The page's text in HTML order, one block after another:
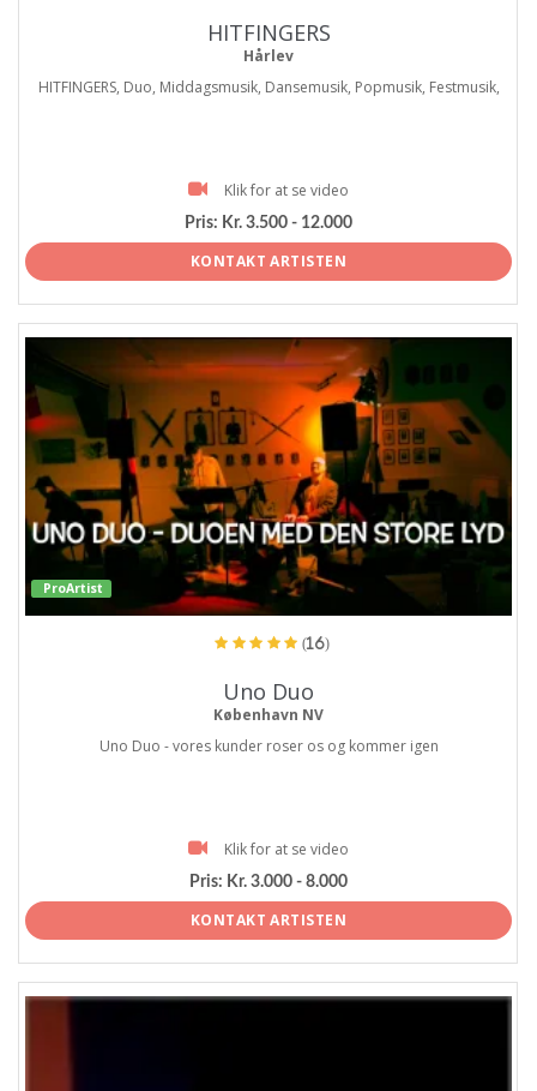
HITFINGERS
Hårlev
HITFINGERS, Duo, Middagsmusik, Dansemusik, Popmusik, Festmusik,
Klik for at se video
Pris: Kr. 3.500 - 12.000
KONTAKT ARTISTEN
ProArtist
(16)
Uno Duo
København NV
Uno Duo - vores kunder roser os og kommer igen
Klik for at se video
Pris: Kr. 3.000 - 8.000
KONTAKT ARTISTEN